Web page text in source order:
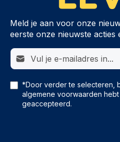
Meld je aan voor onze
eerste onze nieuwste acties
E-mailadres*
*Door verder te selecteren,
algemene voorwaarden
geaccepteerd.